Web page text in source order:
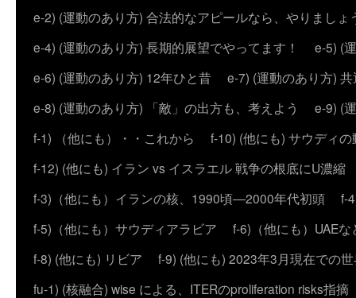
e-2) (運動のあり方) 合法的なアピールなら、やりましょ
e-4) (運動のあり方) 長期的展望でやってます！
e-5) (
e-6) (運動のあり方) 12年ひと昔
e-7) (運動のあり方)
e-8) (運動のあり方) 「敵」の出方も、考えよう
e-9) (
f-1) （他にも）・・これから
f-10) (他にも) サウディの
f-12) (他にも) イラン vs イスラエル 戦争の根底にU濃縮
f-3)（他にも）イランの核、1990頃―2000年代初頭
f-
f-5)（他にも）サウディアラビア
f-6)（他にも）UAEな
f-8) (他にも) リビア
f-9) (他にも) 2023年3月現在での
fu-1) (核融合) wise による、ITERのproliferation risks指摘